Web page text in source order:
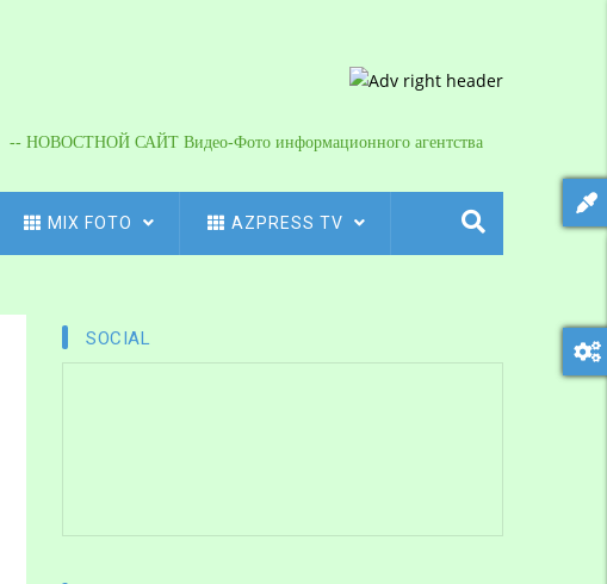
-- НОВОСТНОЙ САЙТ Видео-Фото информационного агентства
MIX FOTO AZPRESS TV
SOCIAL